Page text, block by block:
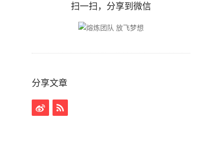
扫一扫，分享到微信
分享文章